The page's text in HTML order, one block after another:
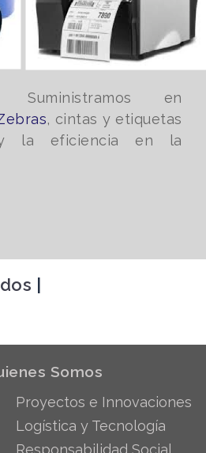
Suministramos en
, cintas y etiquetas
la eficiencia en la
|
Somos
Proyectos e Innovaciones
Logística y Tecnología
Responsabilidad Social